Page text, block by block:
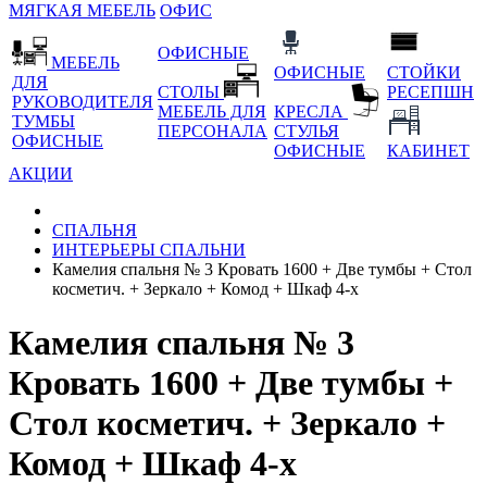
МЯГКАЯ МЕБЕЛЬ ОФИС
МЕБЕЛЬ
ДЛЯ
РУКОВОДИТЕЛЯ
ТУМБЫ
ОФИСНЫЕ
ОФИСНЫЕ
СТОЛЫ
МЕБЕЛЬ ДЛЯ
ПЕРСОНАЛА
ОФИСНЫЕ
КРЕСЛА
СТУЛЬЯ
ОФИСНЫЕ
СТОЙКИ
РЕСЕПШН
КАБИНЕТ
АКЦИИ
СПАЛЬНЯ
ИНТЕРЬЕРЫ СПАЛЬНИ
Камелия спальня № 3 Кровать 1600 + Две тумбы + Стол
косметич. + Зеркало + Комод + Шкаф 4-х
Камелия спальня № 3
Кровать 1600 + Две тумбы +
Стол косметич. + Зеркало +
Комод + Шкаф 4-х